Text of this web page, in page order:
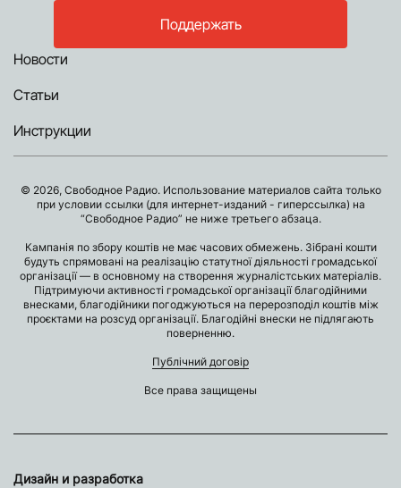
Поддержать
Новости
Статьи
Инструкции
© 2026, Свободное Радио. Использование материалов сайта только
при условии ссылки (для интернет-изданий - гиперссылка) на
“Свободное Радио” не ниже третьего абзаца.
Кампанія по збору коштів не має часових обмежень. Зібрані кошти
будуть спрямовані на реалізацію статутної діяльності громадської
організації — в основному на створення журналістських матеріалів.
Підтримуючи активності громадської організації благодійними
внесками, благодійники погоджуються на перерозподіл коштів між
проєктами на розсуд організації. Благодійні внески не підлягають
поверненню.
Публічний договір
Все права защищены
Дизайн и разработка